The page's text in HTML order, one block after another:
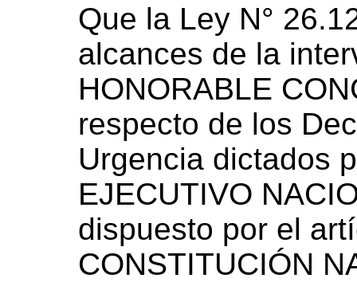
Que la Ley N°
alcances de la
HONORABLE
respecto de los
Urgencia dictados
EJECUTIVO
dispuesto por el
CONSTITUCIÓN